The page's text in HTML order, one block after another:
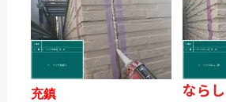
充鎮
ならし